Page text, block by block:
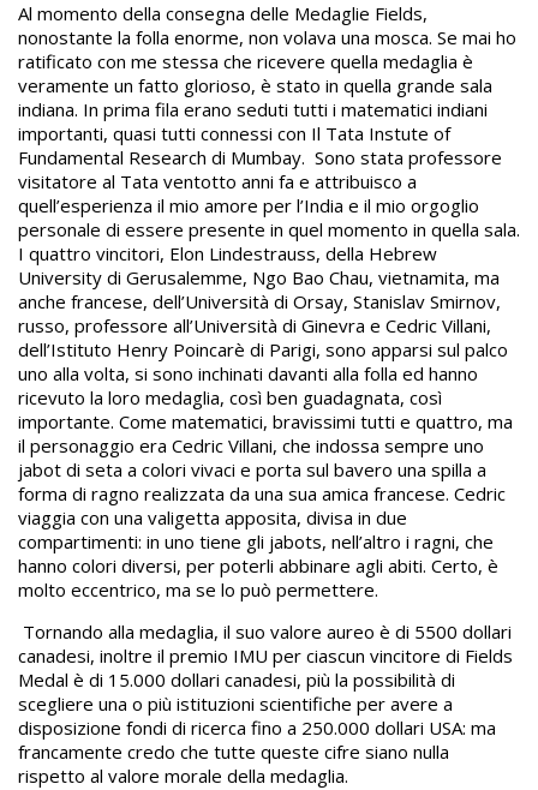
Al momento della consegna delle Medaglie Fields,
nonostante la folla enorme, non volava una mosca. Se mai ho
ratificato con me stessa che ricevere quella medaglia è
veramente un fatto glorioso, è stato in quella grande sala
indiana. In prima fila erano seduti tutti i matematici indiani
importanti, quasi tutti connessi con Il Tata Instute of
Fundamental Research di Mumbay. Sono stata professore
visitatore al Tata ventotto anni fa e attribuisco a
quell’esperienza il mio amore per l’India e il mio orgoglio
personale di essere presente in quel momento in quella sala.
I quattro vincitori, Elon Lindestrauss, della Hebrew
University di Gerusalemme, Ngo Bao Chau, vietnamita, ma
anche francese, dell’Università di Orsay, Stanislav Smirnov,
russo, professore all’Università di Ginevra e Cedric Villani,
dell’Istituto Henry Poincarè di Parigi, sono apparsi sul palco
uno alla volta, si sono inchinati davanti alla folla ed hanno
ricevuto la loro medaglia, così ben guadagnata, così
importante. Come matematici, bravissimi tutti e quattro, ma
il personaggio era Cedric Villani, che indossa sempre uno
jabot di seta a colori vivaci e porta sul bavero una spilla a
forma di ragno realizzata da una sua amica francese. Cedric
viaggia con una valigetta apposita, divisa in due
compartimenti: in uno tiene gli jabots, nell’altro i ragni, che
hanno colori diversi, per poterli abbinare agli abiti. Certo, è
molto eccentrico, ma se lo può permettere.
Tornando alla medaglia, il suo valore aureo è di 5500 dollari
canadesi, inoltre il premio IMU per ciascun vincitore di Fields
Medal è di 15.000 dollari canadesi, più la possibilità di
scegliere una o più istituzioni scientifiche per avere a
disposizione fondi di ricerca fino a 250.000 dollari USA: ma
francamente credo che tutte queste cifre siano nulla
rispetto al valore morale della medaglia.